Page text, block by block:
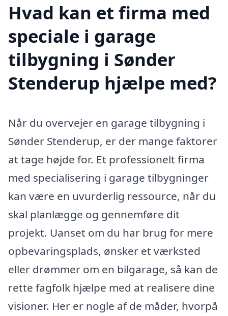
Hvad kan et firma med
speciale i garage
tilbygning i Sønder
Stenderup hjælpe med?
Når du overvejer en garage tilbygning i
Sønder Stenderup, er der mange faktorer
at tage højde for. Et professionelt firma
med specialisering i garage tilbygninger
kan være en uvurderlig ressource, når du
skal planlægge og gennemføre dit
projekt. Uanset om du har brug for mere
opbevaringsplads, ønsker et værksted
eller drømmer om en bilgarage, så kan de
rette fagfolk hjælpe med at realisere dine
visioner. Her er nogle af de måder, hvorpå